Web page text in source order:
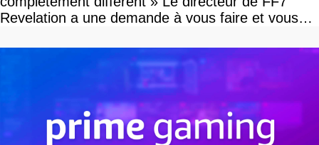
Revelation a une demande à vous faire et vous